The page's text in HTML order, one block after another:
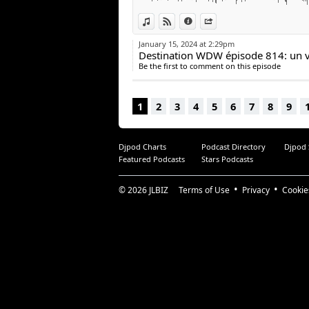
View in iTunes
View on Djpod
Information
January 15, 2024 at 2:29pm
Destination WDW épisode 814: un
Be the first to comment on this episode
1 2 3 4 5 6 7 8 9
Djpod Charts Podcast Directory
Djpod
Featured Podcasts
Stars Podcasts
© 2026 JLBIZ Terms of Use Privacy